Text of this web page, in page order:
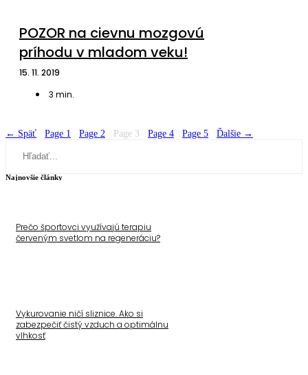
POZOR na cievnu mozgovú
príhodu v mladom veku!
15. 11. 2019
3 min.
← Späť Page 1 Page 2 Page 3 Page 4 Page 5 Ďalšie →
Najnovšie články
Prečo športovci využívajú terapiu
červeným svetlom na regeneráciu?
Vykurovanie ničí sliznice. Ako si
zabezpečiť čistý vzduch a optimálnu
vlhkosť